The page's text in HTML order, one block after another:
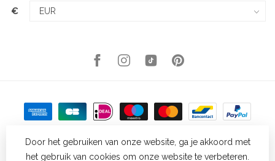
€
Door het gebruiken van onze website, ga je akkoord met
het gebruik van cookies om onze website te verbeteren.